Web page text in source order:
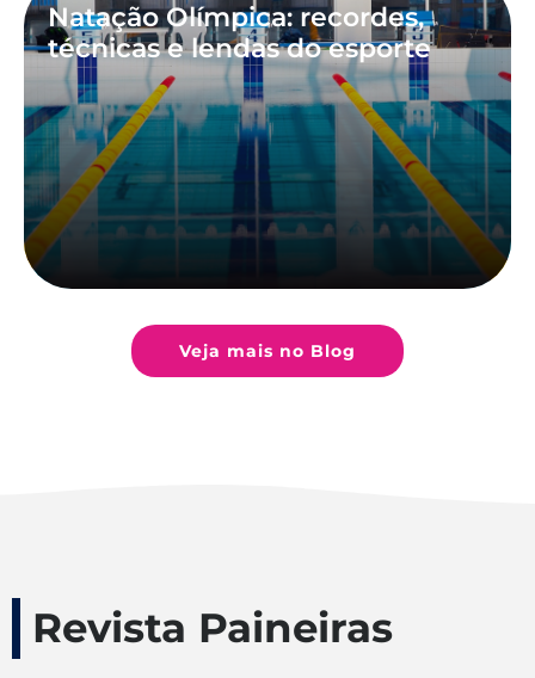
Natação Olímpica: recordes,
técnicas e lendas do esporte
Veja mais no Blog
Revista Paineiras